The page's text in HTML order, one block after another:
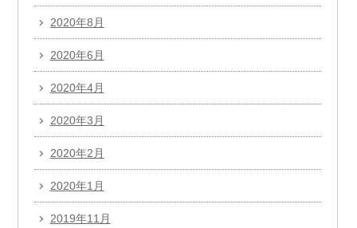
2020年8月
2020年6月
2020年4月
2020年3月
2020年2月
2020年1月
2019年11月